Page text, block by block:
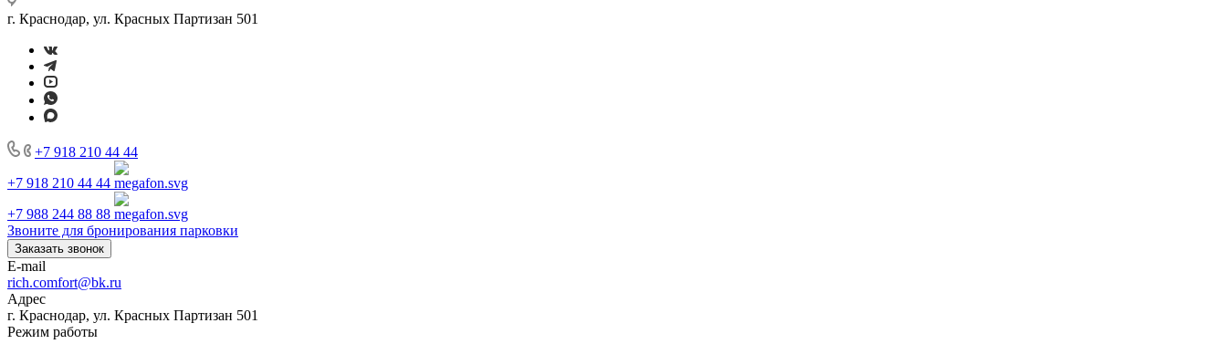
г. Краснодар, ул. Красных Партизан 501
+7 918 210 44 44
+7 918 210 44 44
+7 988 244 88 88
Звоните для бронирования парковки
Заказать звонок
E-mail
rich.comfort@bk.ru
Адрес
г. Краснодар, ул. Красных Партизан 501
Режим работы